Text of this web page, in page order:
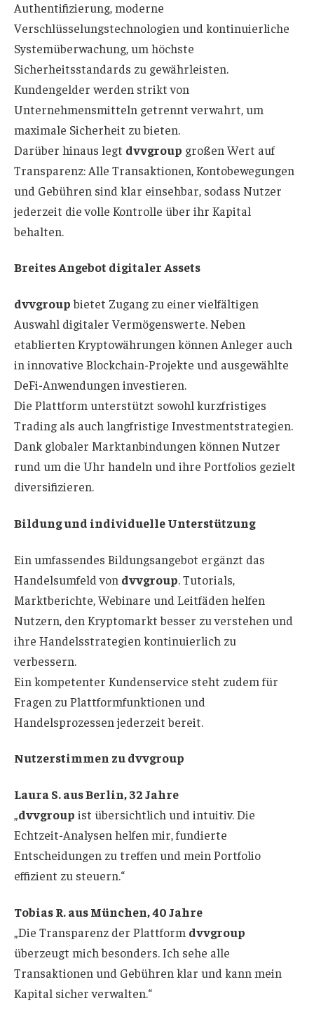
Authentifizierung, moderne
Verschlüsselungstechnologien und kontinuierliche
Systemüberwachung, um höchste
Sicherheitsstandards zu gewährleisten.
Kundengelder werden strikt von
Unternehmensmitteln getrennt verwahrt, um
maximale Sicherheit zu bieten.
Darüber hinaus legt dvvgroup großen Wert auf
Transparenz: Alle Transaktionen, Kontobewegungen
und Gebühren sind klar einsehbar, sodass Nutzer
jederzeit die volle Kontrolle über ihr Kapital
behalten.
Breites Angebot digitaler Assets
dvvgroupbietet Zugang zu einer vielfältigen
Auswahl digitaler Vermögenswerte. Neben
etablierten Kryptowährungen können Anleger auch
in innovative Blockchain-Projekte und ausgewählte
DeFi-Anwendungen investieren.
Die Plattform unterstützt sowohl kurzfristiges
Trading als auch langfristige Investmentstrategien.
Dank globaler Marktanbindungen können Nutzer
rund um die Uhr handeln und ihre Portfolios gezielt
diversifizieren.
Bildung und individuelle Unterstützung
Ein umfassendes Bildungsangebot ergänzt das
Handelsumfeld von dvvgroup. Tutorials,
Marktberichte, Webinare und Leitfäden helfen
Nutzern, den Kryptomarkt besser zu verstehen und
ihre Handelsstrategien kontinuierlich zu
verbessern.
Ein kompetenter Kundenservice steht zudem für
Fragen zu Plattformfunktionen und
Handelsprozessen jederzeit bereit.
Nutzerstimmen zu dvvgroup
Laura S. aus Berlin, 32 Jahre
„dvvgroup ist übersichtlich und intuitiv. Die
Echtzeit-Analysen helfen mir, fundierte
Entscheidungen zu treffen und mein Portfolio
effizient zu steuern.“
Tobias R. aus München, 40 Jahre
„Die Transparenz der Plattform dvvgroup
überzeugt mich besonders. Ich sehe alle
Transaktionen und Gebühren klar und kann mein
Kapital sicher verwalten.“